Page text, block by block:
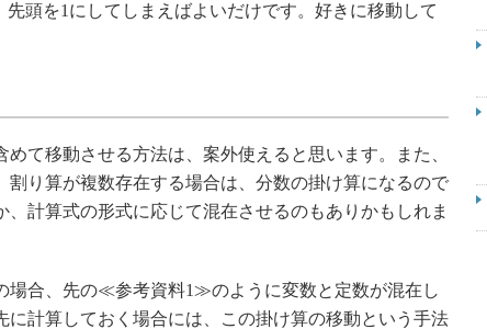
頭を1にしてしまえばよいだけです。好きに移動して
て移動させる方法は、案外使えると思います。また、
割り算が複数存在する場合は、分数の掛け算になるので
計算式の形式に応じて混在させるのもありかもしれま
場合、先の≪参考資料1≫のように変数と定数が混在し
に計算しておく場合には、この掛け算の移動という手法